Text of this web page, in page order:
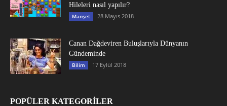
Hileleri nasıl yapılır?
Manşet 28 Mayıs 2018
Canan Dağdeviren Buluşlarıyla Dünyanın
Gündeminde
Bilim 17 Eylül 2018
POPÜLER KATEGORİLER